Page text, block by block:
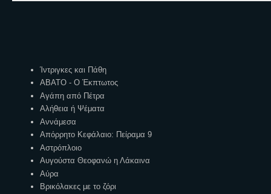
Ίντριγκες και Πάθη
ΑΒΑΤΟ - Ο Έκπτωτος
Αγάπη από Πέτρα
Αλήθεια ή Ψέματα
Αννάμεσα
Απόρρητο Κεφάλαιο: Πείραμα 9
Αστρόπλοιο
Αυγούστα Θεοφανώ η Λάκαινα
Αύρα
Βρικόλακες με το ζόρι